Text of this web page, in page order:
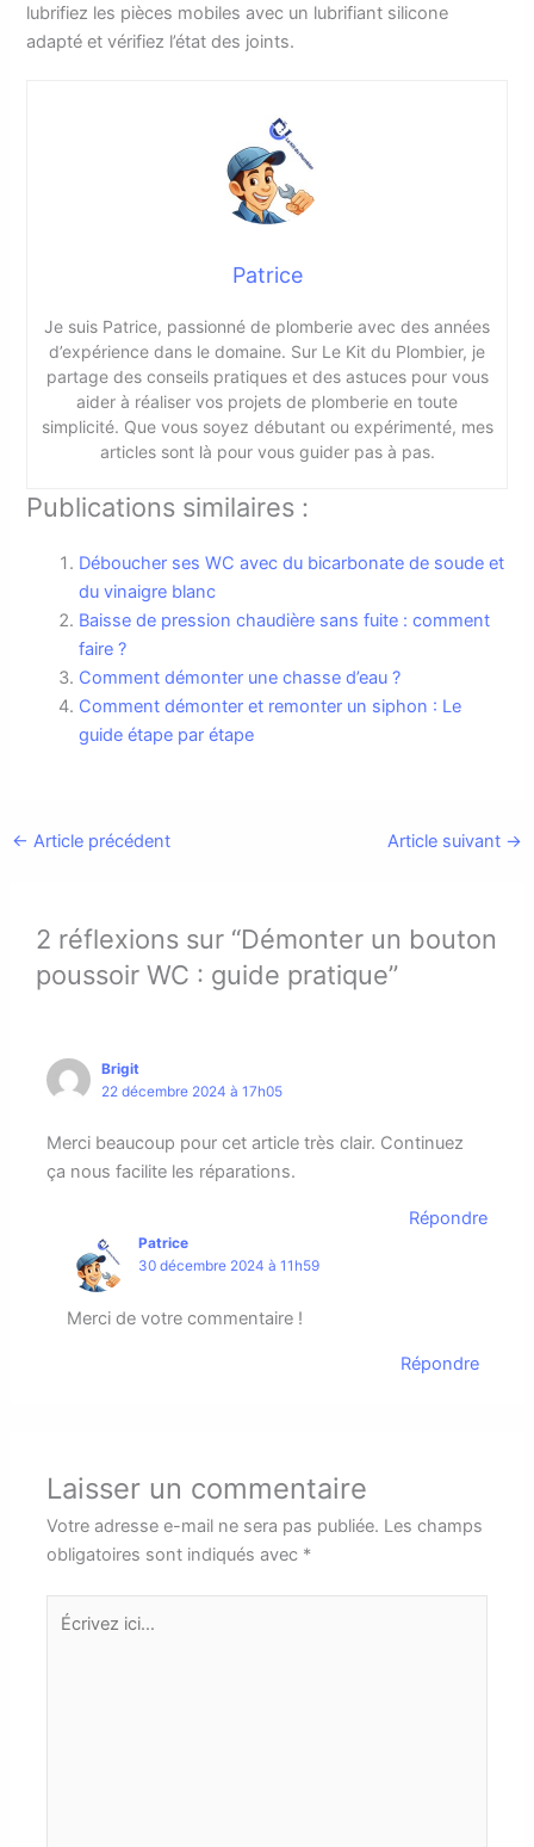
lubrifiez les pièces mobiles avec un lubrifiant silicone
adapté et vérifiez l’état des joints.
Patrice
Je suis Patrice, passionné de plomberie avec des années
d’expérience dans le domaine. Sur Le Kit du Plombier, je
partage des conseils pratiques et des astuces pour vous
aider à réaliser vos projets de plomberie en toute
simplicité. Que vous soyez débutant ou expérimenté, mes
articles sont là pour vous guider pas à pas.
Publications similaires :
Déboucher ses WC avec du bicarbonate de soude et
du vinaigre blanc
Baisse de pression chaudière sans fuite : comment
faire ?
Comment démonter une chasse d’eau ?
Comment démonter et remonter un siphon : Le
guide étape par étape
← Article précédent Article suivant →
2 réflexions sur “Démonter un bouton
poussoir WC : guide pratique”
Brigit
22 décembre 2024 à 17h05
Merci beaucoup pour cet article très clair. Continuez
ça nous facilite les réparations.
Répondre
Patrice
30 décembre 2024 à 11h59
Merci de votre commentaire !
Répondre
Laisser un commentaire
Votre adresse e-mail ne sera pas publiée. Les champs
obligatoires sont indiqués avec *
Écrivez
ici…